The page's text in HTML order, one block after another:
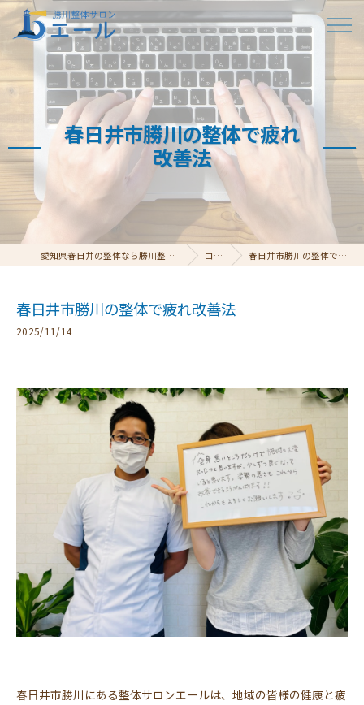
春日井市勝川の整体で疲れ
改善法
愛知県春日井の整体なら勝川整体サロン エール コラム 春日井市勝川の整体で疲れ改善法
春日井市勝川の整体で疲れ改善法
2025/11/14
春日井市勝川にある整体サロンエールは、地域の皆様の健康と疲